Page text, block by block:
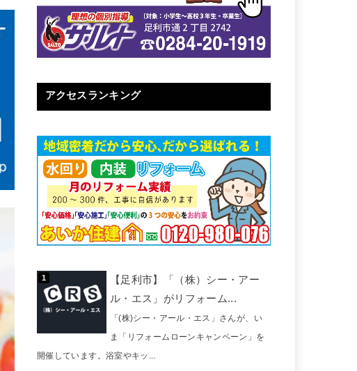
アクセスランキング
【足利市】「（株）シー・アー
ル・エス」がリフォーム...
「(株)シー・アール・エス」さんが、い
ま「リフォームローンキャンペーン」を
開催しています。浴室やキッ...